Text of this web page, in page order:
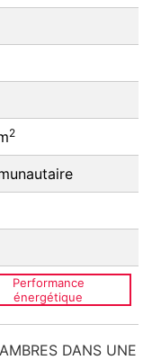
2
Performance
énergétique
DANS UNE